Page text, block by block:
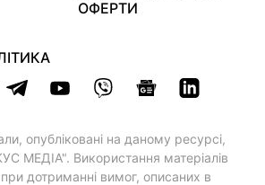
ОФЕРТИ
опубліковані на даному ресурсі,
МЕДІА". Використання матеріалів
дотриманні вимог, описаних в